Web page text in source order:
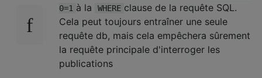
0=1 à la WHERE clause de la requête SQL.
Cela peut toujours entraîner une seule
requête db, mais cela empêchera sûrement
la requête principale d'interroger les
publications